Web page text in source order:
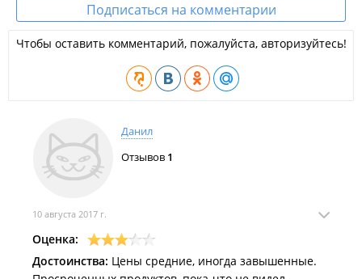
Подписаться на комментарии
Чтобы оставить комментарий, пожалуйста, авторизуйтесь!
Данил
Отзывов 1
10 августа 2017 г.
Оценка:
Достоинства: Цены средние, иногда завышенные.